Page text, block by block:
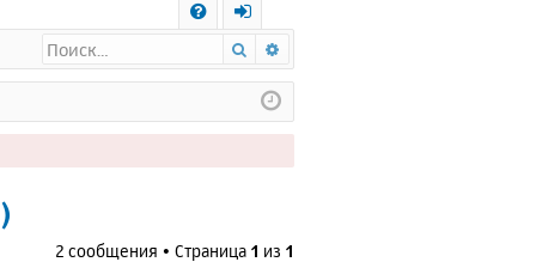
Q
х
о
д
Поиск
2 сообщения • Страница 1 из 1